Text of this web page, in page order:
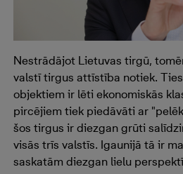
Nestrādājot Lietuvas tirgū,
valstī tirgus attīstība notiek.
objektiem ir lēti ekonomiskās
pircējiem tiek piedāvāti ar
šos tirgus ir diezgan grūti
visās trīs valstīs. Igaunijā tā ir
saskatām diezgan lielu